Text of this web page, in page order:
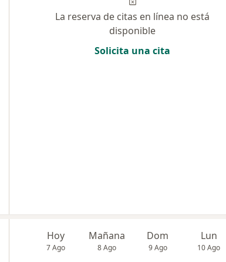
La reserva de citas en línea no está
disponible
Solicita una cita
Hoy
7 Ago
Mañana
8 Ago
Dom
9 Ago
Lun
10 Ago